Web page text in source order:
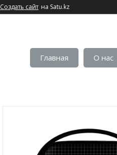
Создать сайт на Satu.kz
Главная О нас